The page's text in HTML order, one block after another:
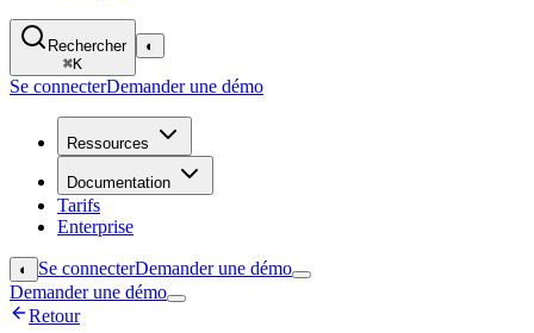
Rechercher
⌘K
◐
Se connecterDemander une démo
Ressources
Documentation
Tarifs
Enterprise
◐ Se connecterDemander une démo
Demander une démo
Retour